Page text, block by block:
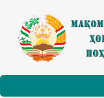
Skip to main content